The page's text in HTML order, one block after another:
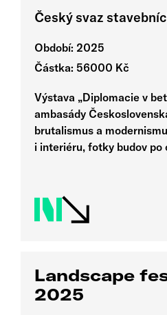
Český svaz
Období: 2025
Částka: 56000 Kč
Výstava „Diplomacie v
ambasády
brutalismus a
i interiéru, fotky budov po
Landscape
2025